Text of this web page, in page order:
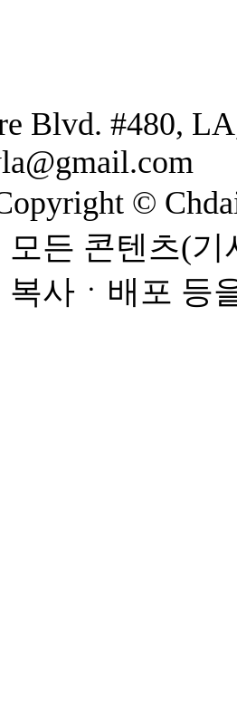
Blvd. #480,
©
모든 콘텐츠(
복사ㆍ배포 등